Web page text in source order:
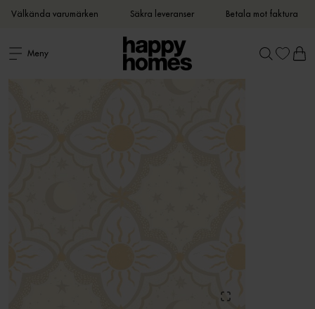
Välkända varumärken Säkra leveranser Betala mot faktura
Meny